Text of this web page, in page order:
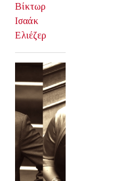
Βίκτωρ
Ισαάκ
Ελιέζερ